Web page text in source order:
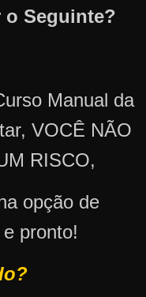
o Seguinte?
Manual da
VOCÊ NÃO
RISCO,
opção de
pronto!